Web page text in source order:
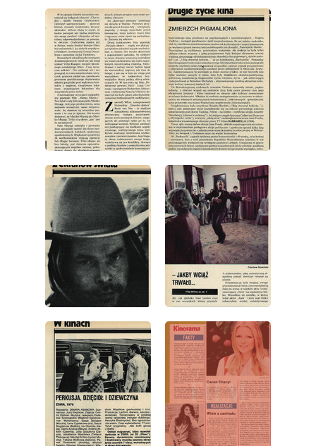
wydanie: 30/1977 wydanie: 30/1977
wydanie: 30/1977 wydanie: 30/1977